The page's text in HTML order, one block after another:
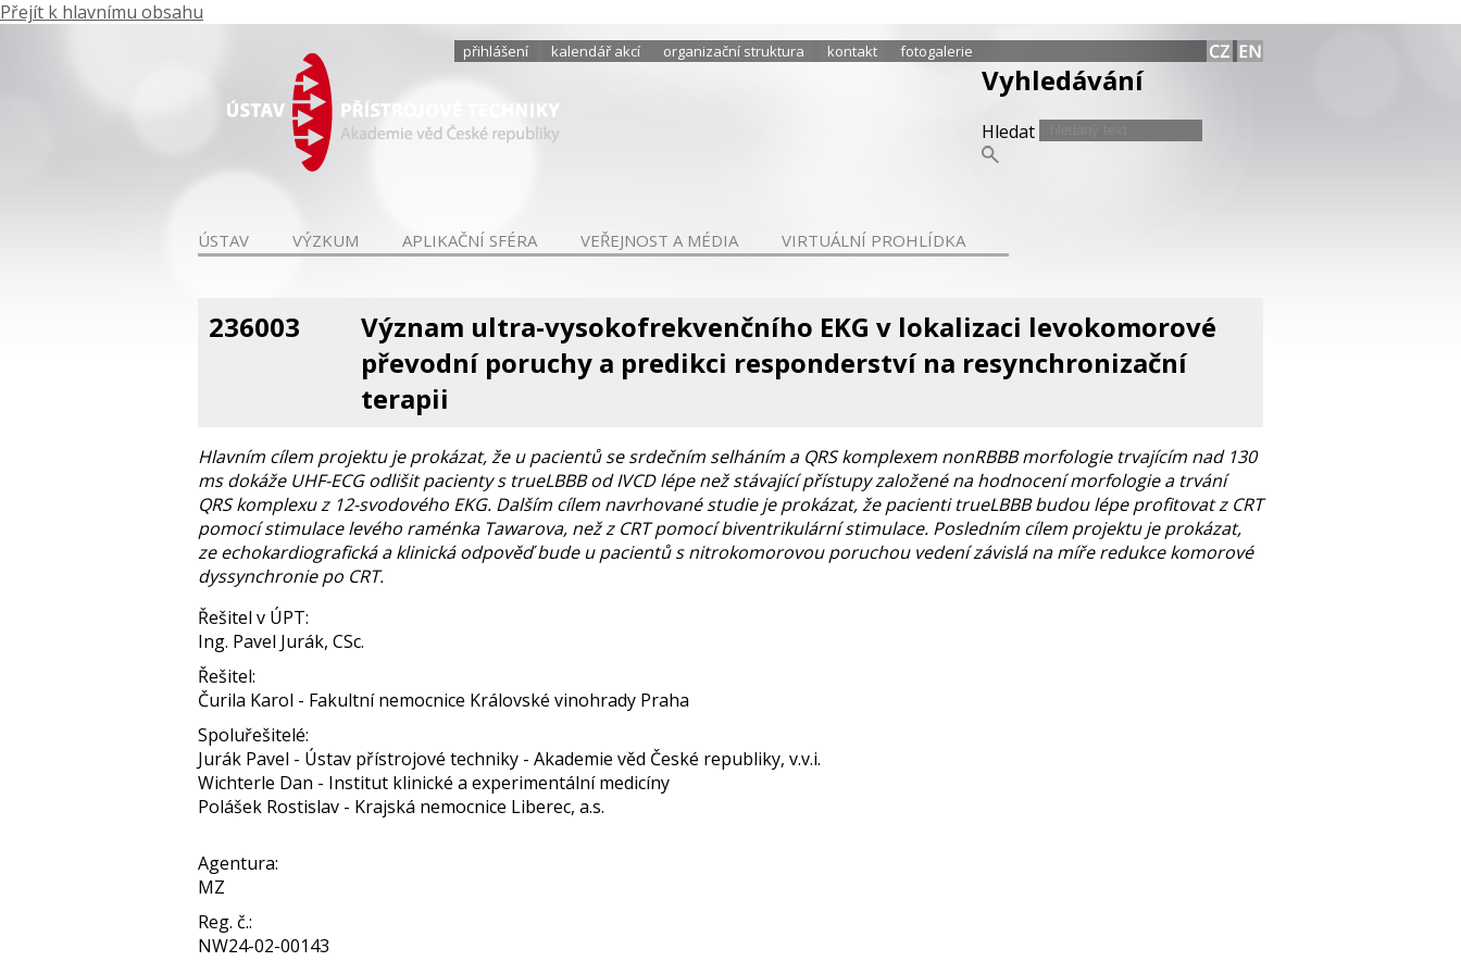
Přejít k hlavnímu obsahu
přihlášení kalendář akcí organizační struktura kontakt fotogalerie
Vyhledávání
Hledat
ÚSTAV VÝZKUM APLIKAČNÍ SFÉRA VEŘEJNOST A MÉDIA VIRTUÁLNÍ PROHLÍDKA
236003
Význam ultra-vysokofrekvenčního EKG v lokalizaci levokomorové
převodní poruchy a predikci responderství na resynchronizační
terapii
Hlavním cílem projektu je prokázat, že u pacientů se srdečním selháním a QRS komplexem nonRBBB morfologie trvajícím nad 130
ms dokáže UHF-ECG odlišit pacienty s trueLBBB od IVCD lépe než stávající přístupy založené na hodnocení morfologie a trvání
QRS komplexu z 12-svodového EKG. Dalším cílem navrhované studie je prokázat, že pacienti trueLBBB budou lépe profitovat z CRT
pomocí stimulace levého raménka Tawarova, než z CRT pomocí biventrikulární stimulace. Posledním cílem projektu je prokázat,
ze echokardiografická a klinická odpověď bude u pacientů s nitrokomorovou poruchou vedení závislá na míře redukce komorové
dyssynchronie po CRT.
Řešitel v ÚPT:
Ing. Pavel Jurák, CSc.
Řešitel:
Čurila Karol - Fakultní nemocnice Královské vinohrady Praha
Spoluřešitelé:
Jurák Pavel - Ústav přístrojové techniky - Akademie věd České republiky, v.v.i.
Wichterle Dan - Institut klinické a experimentální medicíny
Polášek Rostislav - Krajská nemocnice Liberec, a.s.
Agentura:
MZ
Reg. č.:
NW24-02-00143